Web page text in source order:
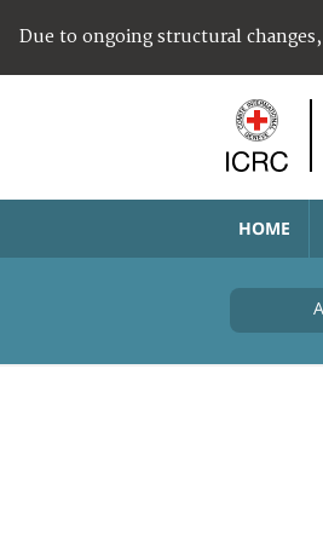
Due to ongoing structural
HOME